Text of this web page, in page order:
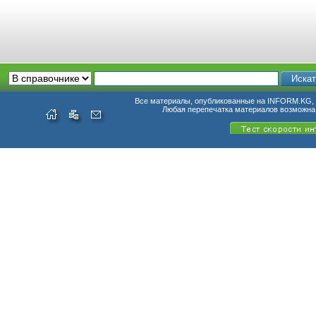
Все материалы, опубликованные на INFORM.KG,
Любая перепечатка материалов